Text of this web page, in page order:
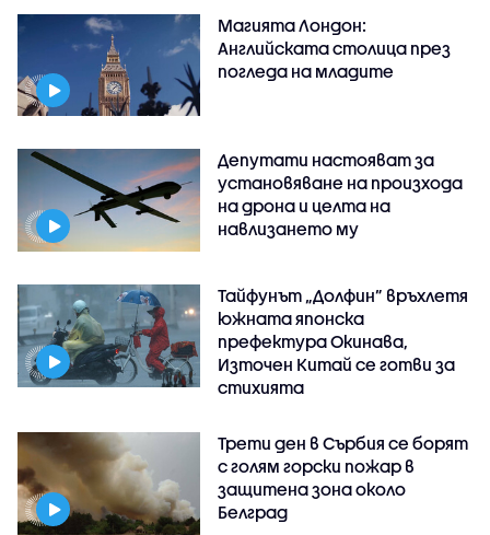
Магията Лондон:
Английската столица през
погледа на младите
Депутати настояват за
установяване на произхода
на дрона и целта на
навлизането му
Тайфунът „Долфин” връхлетя
южната японска
префектура Окинава,
Източен Китай се готви за
стихията
Трети ден в Сърбия се борят
с голям горски пожар в
защитена зона около
Белград